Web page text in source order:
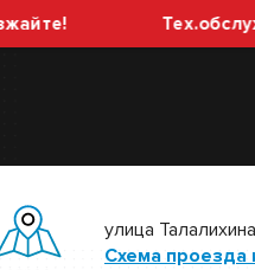
улица
Схема проезда